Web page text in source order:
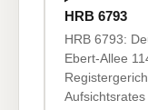
HRB 6793
HRB 6793:
Ebert-Allee